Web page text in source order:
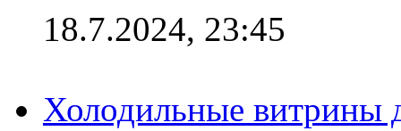
18.7.2024, 23:45
Холодильные витрины